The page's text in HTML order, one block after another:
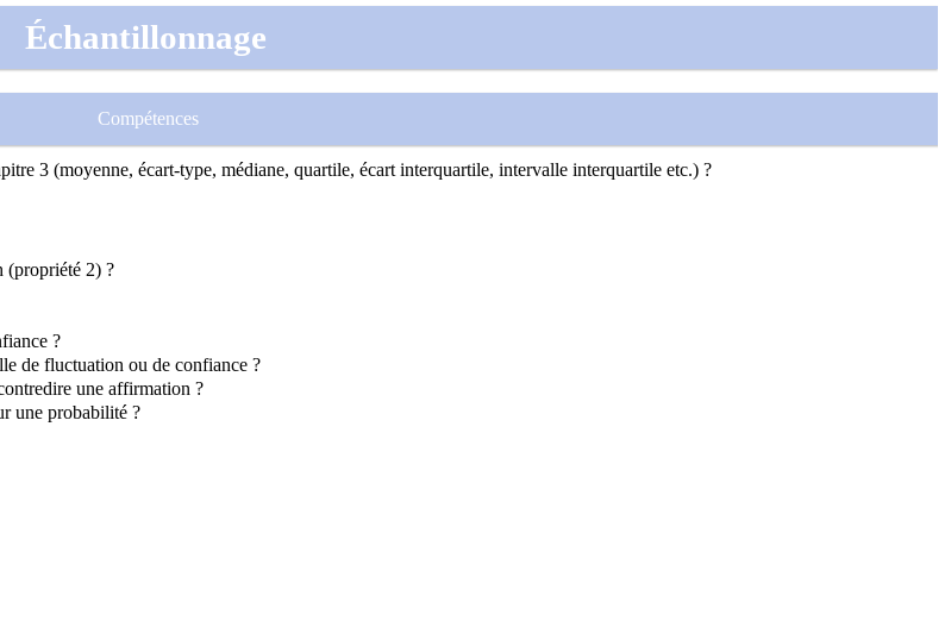
Échantillonnage
Compétences
3 (moyenne, écart-type, médiane, quartile, écart interquartile, intervalle interquartile etc.) ?
(propriété 2) ?
?
de fluctuation ou de confiance ?
une affirmation ?
une probabilité ?